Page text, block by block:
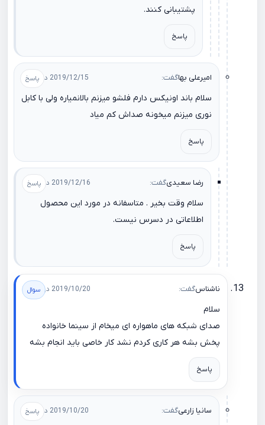
پشتیبانی کنند.
پاسخ
امیرعلی بهاگفت: 2019/12/15 در 18:23
سلام باند اونیکس دارم فلشو میزنم بالانمیاره ولی با کابل
نوری میزنم میخونه صداش کم میاد
پاسخ
رضا سعیدیگفت: 2019/12/16 در 15:13
سلام وقت بخیر . متاسفانه در مورد این محصول
اطلاعاتی در دسرس نیست.
پاسخ
ناشناسگفت: 2019/10/20 در 19:33
سلام
صدای شبکه های ماهواره ای میخام از سینما خانواده
پخش بشه هر کاری کردم نشد کار خاصی باید انجام بشه
پاسخ
سانیا زارعیگفت: 2019/10/20 در 21:17